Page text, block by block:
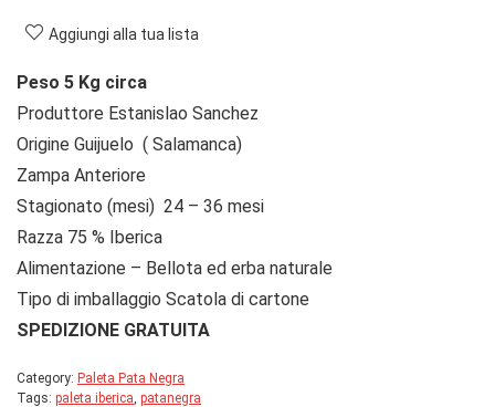
Aggiungi alla tua lista
Peso 5 Kg circa
Produttore Estanislao Sanchez
Origine Guijuelo ( Salamanca)
Zampa Anteriore
Stagionato (mesi) 24 – 36 mesi
Razza 75 % Iberica
Alimentazione – Bellota ed erba naturale
Tipo di imballaggio Scatola di cartone
SPEDIZIONE GRATUITA
Category: Paleta Pata Negra
Tags: paleta iberica, patanegra